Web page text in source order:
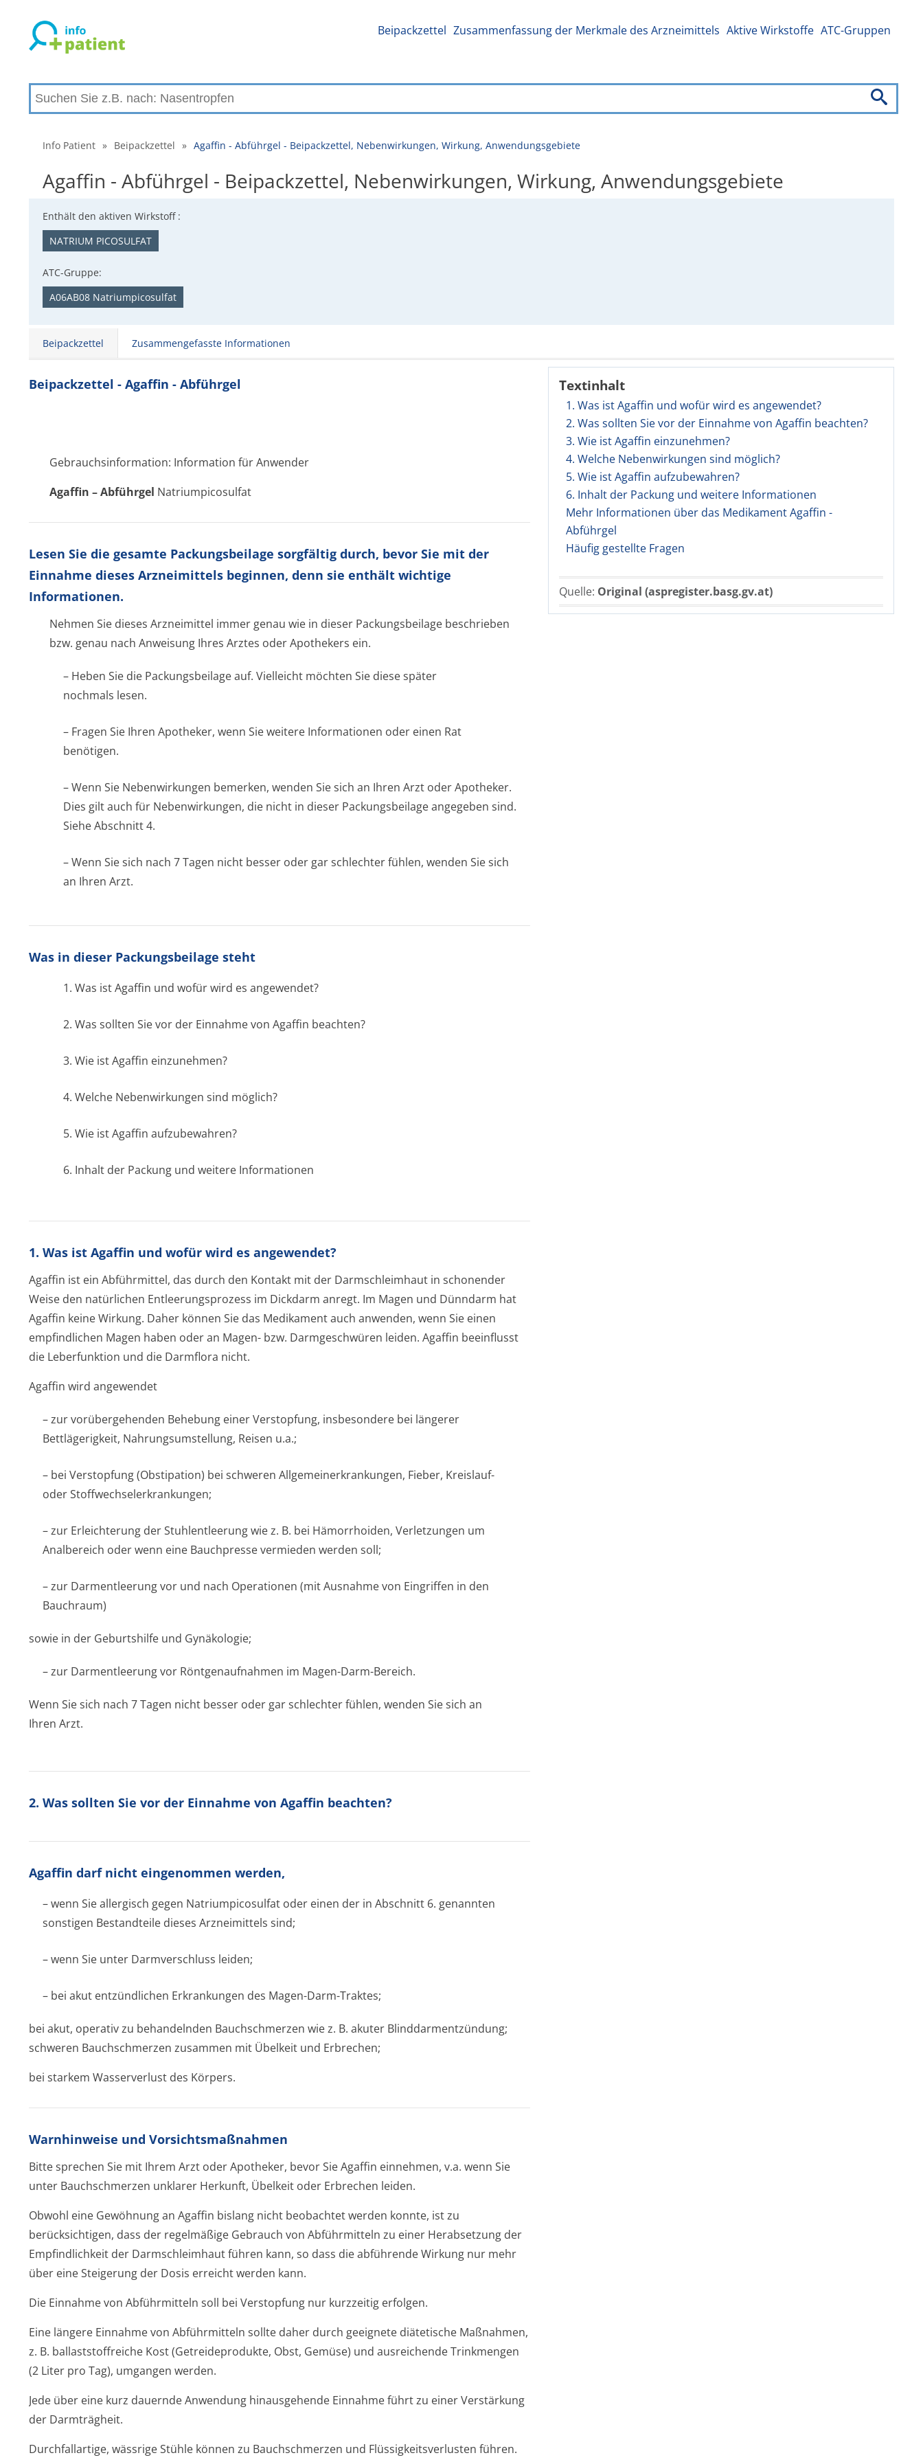
Beipackzettel Zusammenfassung der Merkmale des Arzneimittels Aktive Wirkstoffe ATC-Gruppen
Info Patient » Beipackzettel » Agaffin - Abführgel - Beipackzettel, Nebenwirkungen, Wirkung, Anwendungsgebiete
Agaffin - Abführgel - Beipackzettel, Nebenwirkungen, Wirkung, Anwendungsgebiete
Enthält den aktiven Wirkstoff :
NATRIUM PICOSULFAT
ATC-Gruppe:
A06AB08 Natriumpicosulfat
Beipackzettel Zusammengefasste Informationen
Textinhalt
1. Was ist Agaffin und wofür wird es angewendet?
2. Was sollten Sie vor der Einnahme von Agaffin beachten?
3. Wie ist Agaffin einzunehmen?
4. Welche Nebenwirkungen sind möglich?
5. Wie ist Agaffin aufzubewahren?
6. Inhalt der Packung und weitere Informationen
Mehr Informationen über das Medikament Agaffin -
Abführgel
Häufig gestellte Fragen
Quelle: Original (aspregister.basg.gv.at)
Beipackzettel - Agaffin - Abführgel
Gebrauchsinformation: Information für Anwender
Agaffin – Abführgel Natriumpicosulfat
Lesen Sie die gesamte Packungsbeilage sorgfältig durch, bevor Sie mit der
Einnahme dieses Arzneimittels beginnen, denn sie enthält wichtige
Informationen.
Nehmen Sie dieses Arzneimittel immer genau wie in dieser Packungsbeilage beschrieben
bzw. genau nach Anweisung Ihres Arztes oder Apothekers ein.
– Heben Sie die Packungsbeilage auf. Vielleicht möchten Sie diese später
nochmals lesen.
– Fragen Sie Ihren Apotheker, wenn Sie weitere Informationen oder einen Rat
benötigen.
– Wenn Sie Nebenwirkungen bemerken, wenden Sie sich an Ihren Arzt oder Apotheker.
Dies gilt auch für Nebenwirkungen, die nicht in dieser Packungsbeilage angegeben sind.
Siehe Abschnitt 4.
– Wenn Sie sich nach 7 Tagen nicht besser oder gar schlechter fühlen, wenden Sie sich
an Ihren Arzt.
Was in dieser Packungsbeilage steht
1. Was ist Agaffin und wofür wird es angewendet?
2. Was sollten Sie vor der Einnahme von Agaffin beachten?
3. Wie ist Agaffin einzunehmen?
4. Welche Nebenwirkungen sind möglich?
5. Wie ist Agaffin aufzubewahren?
6. Inhalt der Packung und weitere Informationen
1. Was ist Agaffin und wofür wird es angewendet?
Agaffin ist ein Abführmittel, das durch den Kontakt mit der Darmschleimhaut in schonender
Weise den natürlichen Entleerungsprozess im Dickdarm anregt. Im Magen und Dünndarm hat
Agaffin keine Wirkung. Daher können Sie das Medikament auch anwenden, wenn Sie einen
empfindlichen Magen haben oder an Magen- bzw. Darmgeschwüren leiden. Agaffin beeinflusst
die Leberfunktion und die Darmflora nicht.
Agaffin wird angewendet
– zur vorübergehenden Behebung einer Verstopfung, insbesondere bei längerer
Bettlägerigkeit, Nahrungsumstellung, Reisen u.a.;
– bei Verstopfung (Obstipation) bei schweren Allgemeinerkran­kungen, Fieber, Kreislauf-
oder Stoffwechseler­krankungen;
– zur Erleichterung der Stuhlentleerung wie z. B. bei Hämorrhoiden, Verletzungen um
Analbereich oder wenn eine Bauchpresse vermieden werden soll;
– zur Darmentleerung vor und nach Operationen (mit Ausnahme von Eingriffen in den
Bauchraum)
sowie in der Geburtshilfe und Gynäkologie;
– zur Darmentleerung vor Röntgenaufnahmen im Magen-Darm-Bereich.
Wenn Sie sich nach 7 Tagen nicht besser oder gar schlechter fühlen, wenden Sie sich an
Ihren Arzt.
2. Was sollten Sie vor der Einnahme von Agaffin beachten?
Agaffin darf nicht eingenommen werden,
– wenn Sie allergisch gegen Natriumpicosulfat oder einen der in Abschnitt 6. genannten
sonstigen Bestandteile dieses Arzneimittels sind;
– wenn Sie unter Darmverschluss leiden;
– bei akut entzündlichen Erkrankungen des Magen-Darm-Traktes;
bei akut, operativ zu behandelnden Bauchschmerzen wie z. B. akuter Blinddarmentzündun­g;
schweren Bauchschmerzen zusammen mit Übelkeit und Erbrechen;
bei starkem Wasserverlust des Körpers.
Warnhinweise und Vorsichtsmaßnahmen
Bitte sprechen Sie mit Ihrem Arzt oder Apotheker, bevor Sie Agaffin einnehmen, v.a. wenn Sie
unter Bauchschmerzen unklarer Herkunft, Übelkeit oder Erbrechen leiden.
Obwohl eine Gewöhnung an Agaffin bislang nicht beobachtet werden konnte, ist zu
berücksichtigen, dass der regelmäßige Gebrauch von Abführmitteln zu einer Herabsetzung der
Empfindlichkeit der Darmschleimhaut führen kann, so dass die abführende Wirkung nur mehr
über eine Steigerung der Dosis erreicht werden kann.
Die Einnahme von Abführmitteln soll bei Verstopfung nur kurzzeitig erfolgen.
Eine längere Einnahme von Abführmitteln sollte daher durch geeignete diätetische Maßnahmen,
z. B. ballaststoffreiche Kost (Getreideprodukte, Obst, Gemüse) und ausreichende Trinkmengen
(2 Liter pro Tag), umgangen werden.
Jede über eine kurz dauernde Anwendung hinausgehende Einnahme führt zu einer Verstärkung
der Darmträgheit.
Durchfallartige, wässrige Stühle können zu Bauchschmerzen und Flüssigkeitsver­lusten führen.